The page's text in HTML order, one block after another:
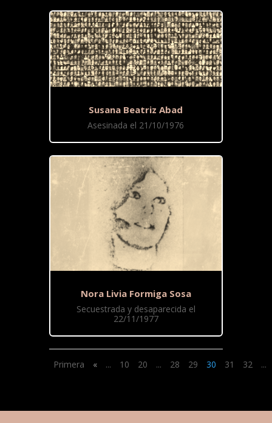
Susana Beatriz Abad
Asesinada el 21/10/1976
Nora Livia Formiga Sosa
Secuestrada y desaparecida el
22/11/1977
Primera « ... 10 20 ... 28 29 30 31 32 ...